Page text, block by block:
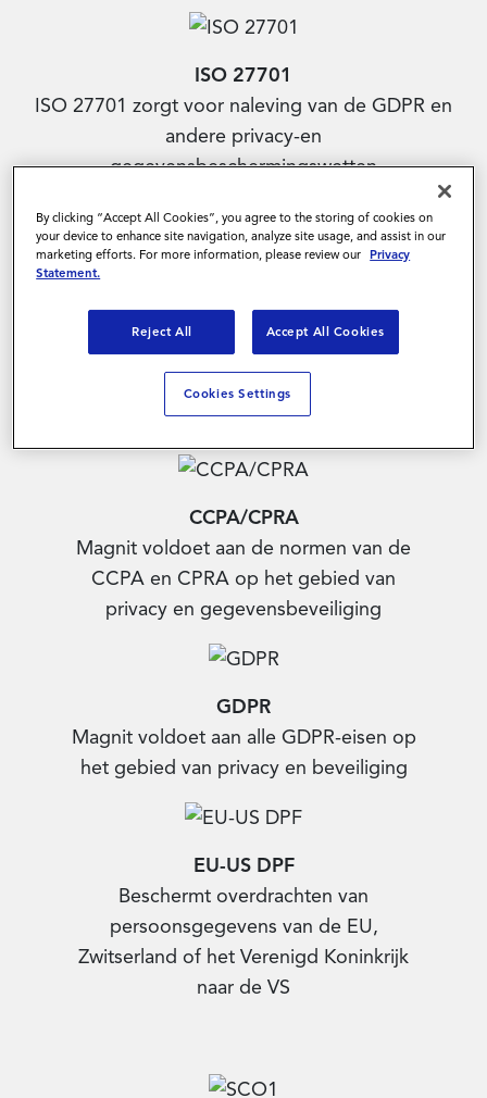
ISO 27701​
ISO 27701 zorgt voor naleving van de GDPR en
andere privacy-en
gegevensbeschermingswetten
Magnit beschikt over een Level 2-
certificering van de Cloud Security
Alliance (CSA) voor beveiliging en
compliance
CCPA/CPRA
Magnit voldoet aan de normen van de
CCPA en CPRA op het gebied van
privacy en gegevensbeveiliging
GDPR
Magnit voldoet aan alle GDPR-eisen op
het gebied van privacy en beveiliging
EU-US DPF
Beschermt overdrachten van
persoonsgegevens van de EU,
Zwitserland of het Verenigd Koninkrijk
naar de VS
By clicking “Accept All Cookies”, you agree to the storing of cookies on
your device to enhance site navigation, analyze site usage, and assist in our
marketing efforts. For more information, please review our Privacy
Statement.
Reject All Accept All Cookies
Cookies Settings